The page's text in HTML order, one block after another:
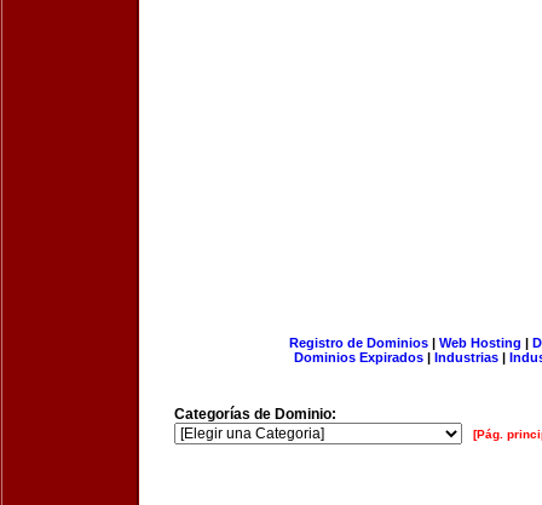
Registro de Dominios| Web Hosting |
Dominios Expirados | Industrias |
Categorías de Dominio:
[Pág.